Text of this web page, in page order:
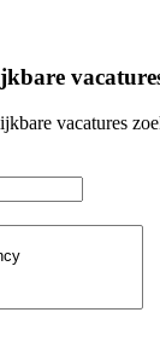
vacatures